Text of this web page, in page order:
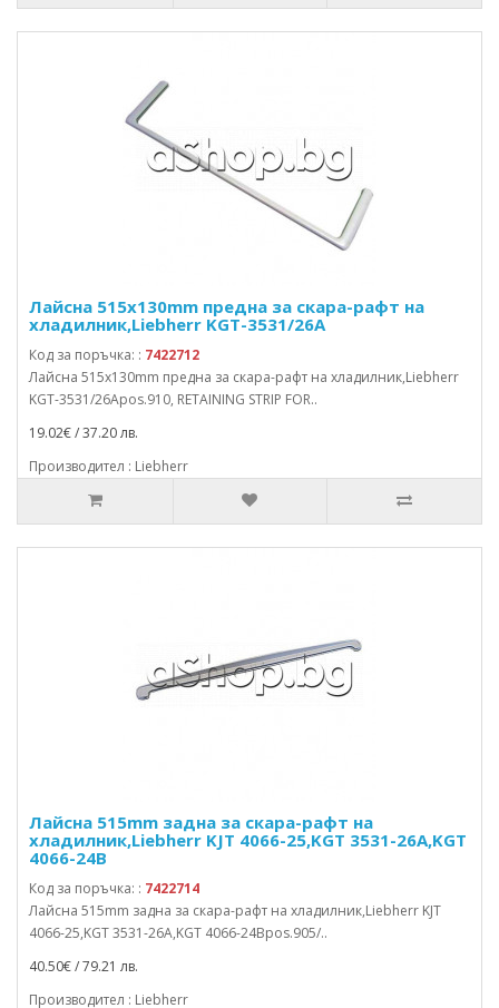
Лайсна 515x130mm предна за скара-рафт на
хладилник,Liebherr KGT-3531/26A
Код за поръчка: : 7422712
Лайсна 515x130mm предна за скара-рафт на хладилник,Liebherr
KGT-3531/26Apos.910, RETAINING STRIP FOR..
19.02€ / 37.20 лв.
Производител : Liebherr
Лайсна 515mm задна за скара-рафт на
хладилник,Liebherr KJT 4066-25,KGT 3531-26A,KGT
4066-24B
Код за поръчка: : 7422714
Лайсна 515mm задна за скара-рафт на хладилник,Liebherr KJT
4066-25,KGT 3531-26A,KGT 4066-24Bpos.905/..
40.50€ / 79.21 лв.
Производител : Liebherr